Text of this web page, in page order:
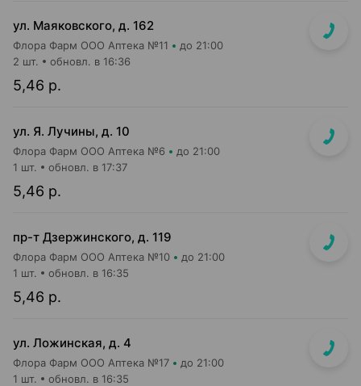
ул. Маяковского, д. 162
Флора Фарм ООО Аптека №11 до 21:00
5,46 р.
2 шт. обновл. в 16:36
ул. Я. Лучины, д. 10
Флора Фарм ООО Аптека №6 до 21:00
5,46 р.
1 шт. обновл. в 17:37
пр-т Дзержинского, д. 119
Флора Фарм ООО Аптека №10 до 21:00
5,46 р.
1 шт. обновл. в 16:35
ул. Ложинская, д. 4
Флора Фарм ООО Аптека №17 до 21:00
1 шт. обновл. в 16:35